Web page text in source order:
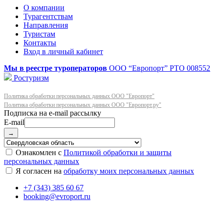
О компании
Турагентствам
Направления
Туристам
Контакты
Вход в личный кабинет
Мы в реестре туроператоров ООО “Европорт” РТО 008552
Ростуризм
Политика обработки персональных данных ООО "Европорт"
Политика обработки персональных данных ООО "Европорт.ру"
E-mail
→
Ознакомлен с Политикой обработки и защиты
персональных данных
Я согласен на обработку моих персональных данных
+7 (343) 385 60 67
booking@evroport.ru